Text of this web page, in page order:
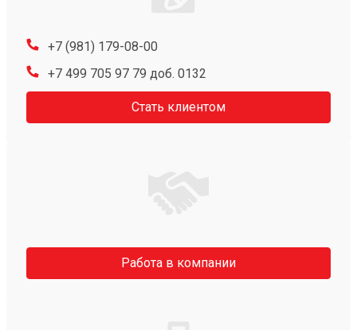
+7 (981) 179-08-00
+7 499 705 97 79 доб. 0132
Стать клиентом
Работа в компании